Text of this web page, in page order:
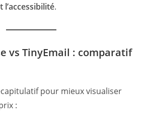
.
vs TinyEmail : comparatif
pour mieux visualiser
: